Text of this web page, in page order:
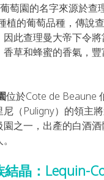
葡萄園的名字來源於查
植的葡萄品種，傳說
此查理曼大帝下令
草和蜂蜜的香氣，
位於Cote de Beaune
（Puligny）的領主
之一，出產的白酒
晶：Lequin-